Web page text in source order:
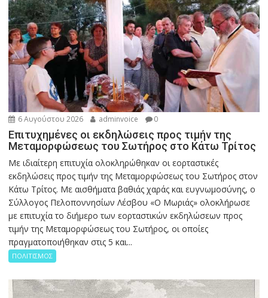
6 Αυγούστου 2026 adminvoice 0
Επιτυχημένες οι εκδηλώσεις προς τιμήν της
Μεταμορφώσεως του Σωτήρος στο Κάτω Τρίτος
Με ιδιαίτερη επιτυχία ολοκληρώθηκαν οι εορταστικές
εκδηλώσεις προς τιμήν της Μεταμορφώσεως του Σωτήρος στον
Κάτω Τρίτος. Με αισθήματα βαθιάς χαράς και ευγνωμοσύνης, ο
Σύλλογος Πελοποννησίων Λέσβου «Ο Μωριάς» ολοκλήρωσε
με επιτυχία το διήμερο των εορταστικών εκδηλώσεων προς
τιμήν της Μεταμορφώσεως του Σωτήρος, οι οποίες
πραγματοποιήθηκαν στις 5 και...
ΠΟΛΙΤΙΣΜΟΣ